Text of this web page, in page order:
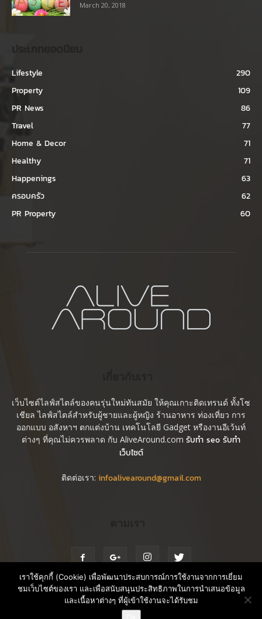
March 20, 2018
Lifestyle
290
Property
109
PR News
86
Travel
77
Home & Decor
71
Healthy
71
Happenings
63
ครอบครัว
62
PR Property
60
เว็บไซต์ไลฟ์สไตล์ของคนรุ่นใหม่ทันสมัย ให้คุณเกาะติดเทรนด์ ทั้งโซ
เชียล ไลฟ์สไตล์สำหรับผู้ชายและผู้หญิง ร้านอาหาร ท่องเที่ยว การ
ออกแบบ อสังหาฯ ตกแต่งบ้าน เทคโนโลยี Gadget หรืองานอีเว้นท์
ต่างๆ ที่คุณไม่ควรพลาด กับ AliveAround.com รับทำ seo รับทำ
เว็บไซต์
ติดต่อเรา: infoalivearound@gmail.com
Blog Contact us Rate Card
เราใช้คุกกี้ (Cookie) เพื่อพัฒนาประสบการณ์การใช้งานจากการเยี่ยม
ชมเว็บไซต์ของเรา และเพื่อสนับสนุนประสิทธิภาพในการนำเสนอข้อมูล
และเนื้อหาต่างๆ ที่ผู้เข้าใช้งานจะได้รับชม
ติดต่อขอ Rate Card